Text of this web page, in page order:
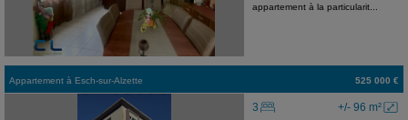
appartement à la particularit...
Appartement à Esch-sur-Alzette 525 000 €
+/- 96 m²
3